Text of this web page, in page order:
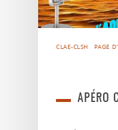
CLAE-CLSH PAGE
APÉRO